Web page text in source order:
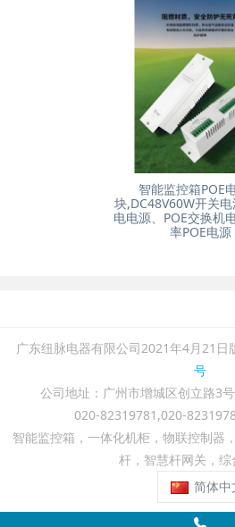
智能监控箱POE
块,DC48V60W开关
电电源、POE交换机
率POE电源
广东纽脉电器有限公司2021年4月21日
号
公司地址：广州市增城区创立路3
020-82319781,020-
智能监控箱，一体化机柜，物联控制器
杆，智慧杆网关，
简体中